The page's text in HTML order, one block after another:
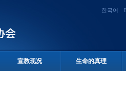
한국어
宣教现况 生命的真理